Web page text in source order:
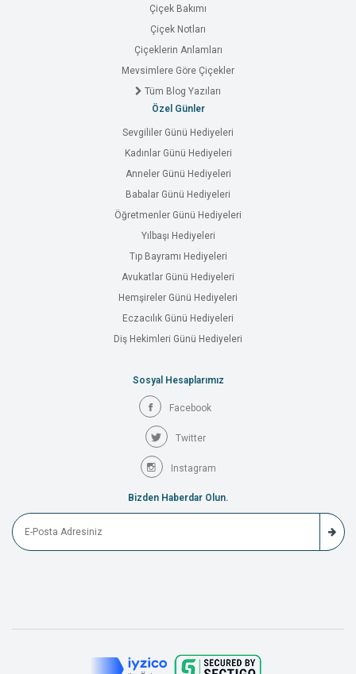
Çiçek Bakımı
Çiçek Notları
Çiçeklerin Anlamları
Mevsimlere Göre Çiçekler
Tüm Blog Yazıları
Özel Günler
Sevgililer Günü Hediyeleri
Kadınlar Günü Hediyeleri
Anneler Günü Hediyeleri
Babalar Günü Hediyeleri
Öğretmenler Günü Hediyeleri
Yılbaşı Hediyeleri
Tıp Bayramı Hediyeleri
Avukatlar Günü Hediyeleri
Hemşireler Günü Hediyeleri
Eczacılık Günü Hediyeleri
Diş Hekimleri Günü Hediyeleri
Sosyal Hesaplarımız
Facebook
Twitter
Instagram
Bizden Haberdar Olun.